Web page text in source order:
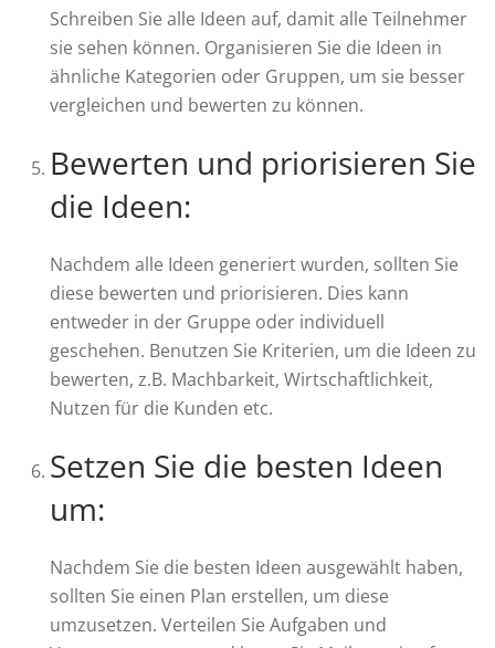
Schreiben Sie alle Ideen auf, damit alle Teilnehmer
sie sehen können. Organisieren Sie die Ideen in
ähnliche Kategorien oder Gruppen, um sie besser
vergleichen und bewerten zu können.
Bewerten und priorisieren Sie
die Ideen:
Nachdem alle Ideen generiert wurden, sollten Sie
diese bewerten und priorisieren. Dies kann
entweder in der Gruppe oder individuell
geschehen. Benutzen Sie Kriterien, um die Ideen zu
bewerten, z.B. Machbarkeit, Wirtschaftlichkeit,
Nutzen für die Kunden etc.
Setzen Sie die besten Ideen
um:
Nachdem Sie die besten Ideen ausgewählt haben,
sollten Sie einen Plan erstellen, um diese
umzusetzen. Verteilen Sie Aufgaben und